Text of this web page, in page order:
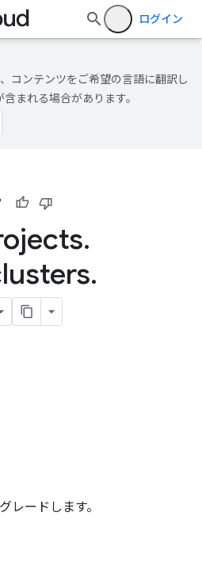
ログイン
コンテンツをご希望の言語に翻訳し
まれる場合があります。
.
.
レードします。